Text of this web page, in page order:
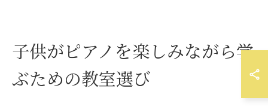
子供がピアノを楽しみながら学
ぶための教室選び